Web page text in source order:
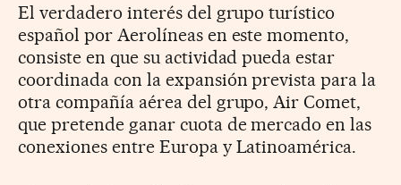
El verdadero interés del grupo turístico
español por Aerolíneas en este momento,
consiste en que su actividad pueda estar
coordinada con la expansión prevista para la
otra compañía aérea del grupo, Air Comet,
que pretende ganar cuota de mercado en las
conexiones entre Europa y Latinoamérica.